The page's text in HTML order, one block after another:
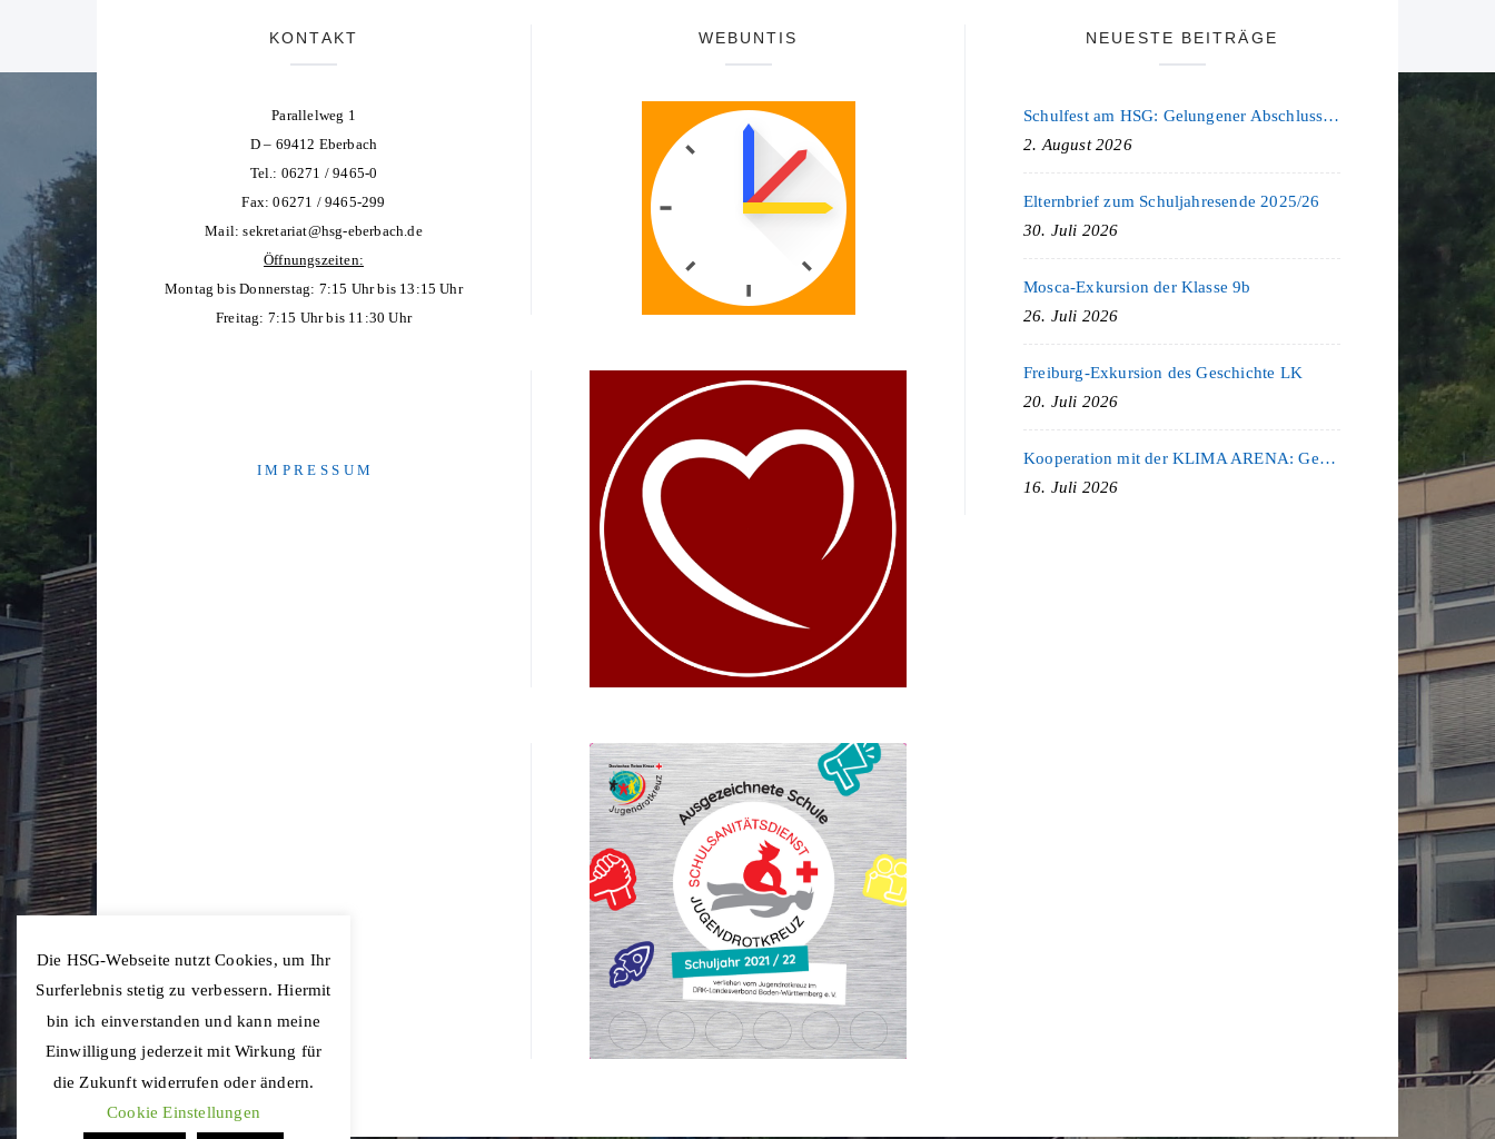
KONTAKT
Parallelweg 1
D – 69412 Eberbach
Tel.: 06271 / 9465-0
Fax: 06271 / 9465-299
Mail:sekretariat@hsg-eberbach.de
Öffnungszeiten:
Montag bis Donnerstag: 7:15 Uhr bis 13:15 Uhr
Freitag: 7:15 Uhr bis 11:30 Uhr
I M P R E S S U M
WEBUNTIS NEUESTE BEITRÄGE
Schulfest am HSG: Gelungener Abschluss eines ereignisreichen Schuljahres
2. August 2026
Elternbrief zum Schuljahresende 2025/26
30. Juli 2026
Mosca-Exkursion der Klasse 9b
26. Juli 2026
Freiburg-Exkursion des Geschichte LK
20. Juli 2026
Kooperation mit der KLIMA ARENA: Gemeinsam für Nachhaltigkeit und Klimaschutz
16. Juli 2026
Die HSG-Webseite nutzt Cookies, um Ihr
Surferlebnis stetig zu verbessern. Hiermit
bin ich einverstanden und kann meine
Einwilligung jederzeit mit Wirkung für
die Zukunft widerrufen oder ändern.
Cookie Einstellungen